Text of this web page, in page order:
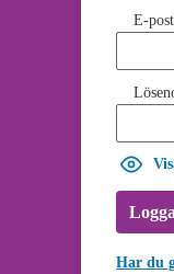
E-
Har du